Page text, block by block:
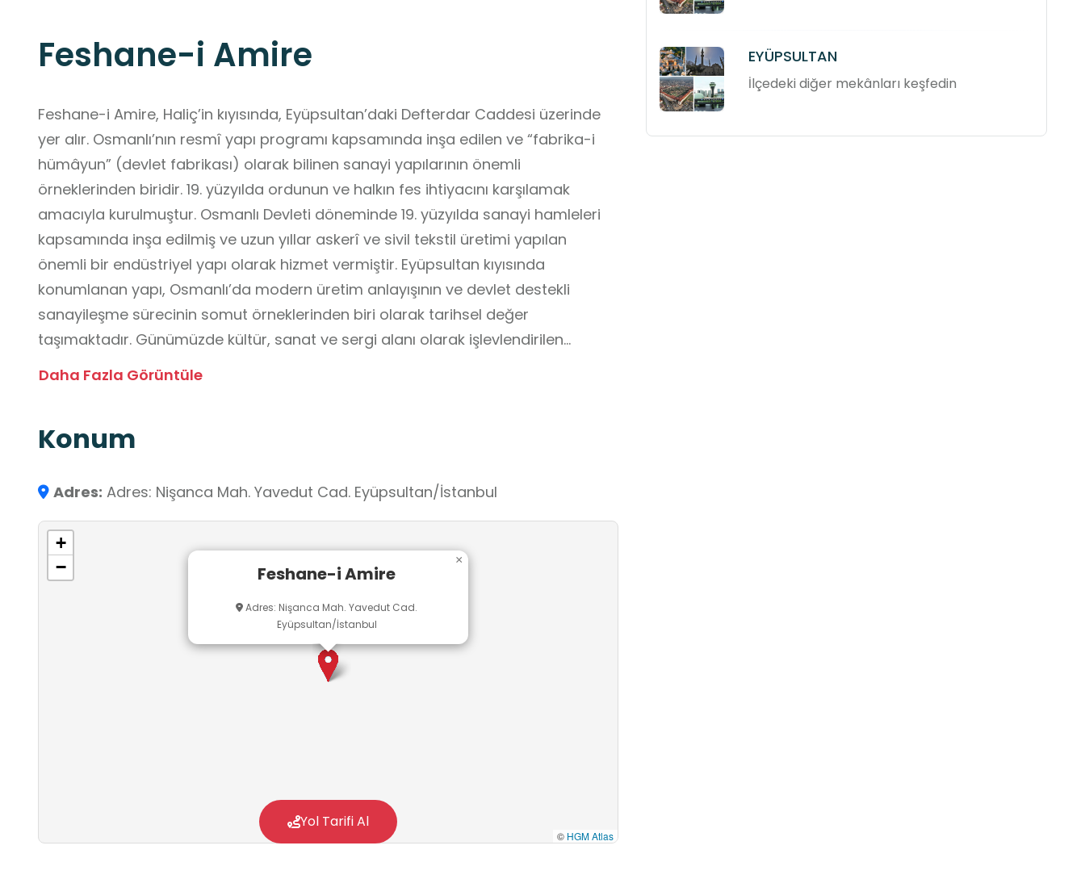
Feshane-i Amire
Feshane-i Amire, Haliç’in kıyısında, Eyüpsultan’daki Defterdar Caddesi üzerinde
yer alır. Osmanlı’nın resmî yapı programı kapsamında inşa edilen ve “fabrika-i
hümâyun” (devlet fabrikası) olarak bilinen sanayi yapılarının önemli
örneklerinden biridir. 19. yüzyılda ordunun ve halkın fes ihtiyacını karşılamak
amacıyla kurulmuştur. Osmanlı Devleti döneminde 19. yüzyılda sanayi hamleleri
kapsamında inşa edilmiş ve uzun yıllar askerî ve sivil tekstil üretimi yapılan
önemli bir endüstriyel yapı olarak hizmet vermiştir. Eyüpsultan kıyısında
konumlanan yapı, Osmanlı’da modern üretim anlayışının ve devlet destekli
sanayileşme sürecinin somut örneklerinden biri olarak tarihsel değer
taşımaktadır. Günümüzde kültür, sanat ve sergi alanı olarak işlevlendirilen
yönüyle yapı, disiplinlerarası, beceri ve değer temelli öğrenme yaklaşımlarını
Daha Fazla Görüntüle
Konum
Adres: Adres: Nişanca Mah. Yavedut Cad. Eyüpsultan/İstanbul
Feshane-i Amire
Adres: Nişanca Mah. Yavedut Cad.
Eyüpsultan/İstanbul
×
+
−
© HGM Atlas
Yol Tarifi Al
EYÜPSULTAN
İlçedeki diğer mekânları keşfedin